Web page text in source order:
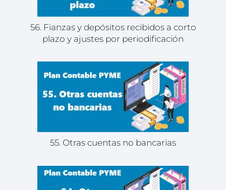
56. Fianzas y depósitos recibidos a corto
plazo y ajustes por periodificación
55. Otras cuentas no bancarias